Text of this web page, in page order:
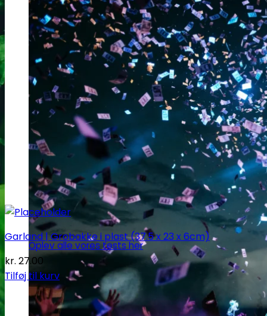
Oplev alle vores tests her
Garland | Grobakke i plast (37.5 x 23 x 6cm)
kr. 27.00
Tilføj til kurv